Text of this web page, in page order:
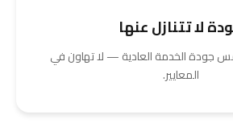
لا تتنازل عنها
جودة الخدمة العادية — لا تهاون في
المعايير.